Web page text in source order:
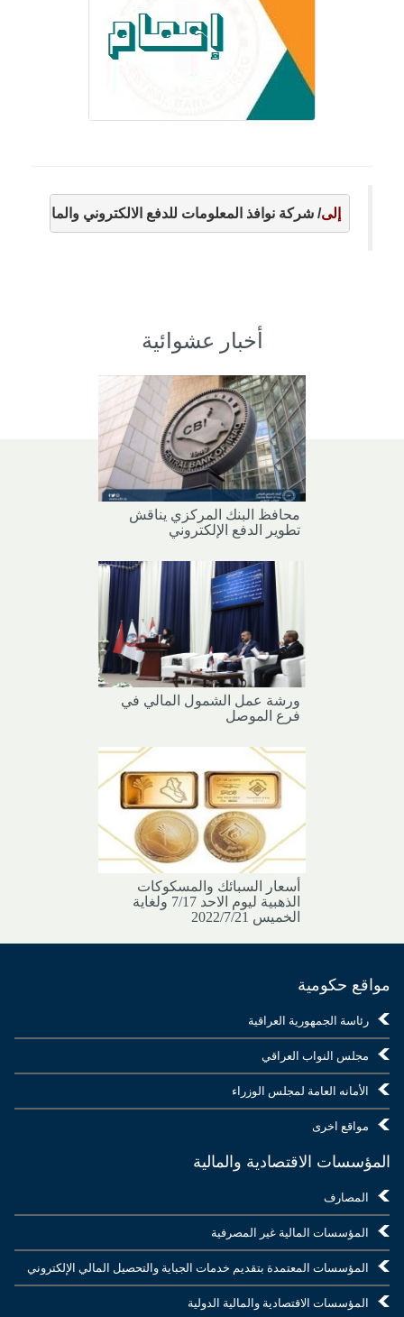
إلى/ شركة نوافذ المعلومات للدفع الالكتروني والمالي
أخبار عشوائية
محافظ البنك المركزي يناقش
تطوير الدفع الإلكتروني
ورشة عمل الشمول المالي في
فرع الموصل
أسعار السبائك والمسكوكات
الذهبية ليوم الاحد 7/17 ولغاية
الخميس 2022/7/21
مواقع حكومية
رئاسة الجمهورية العراقية
مجلس النواب العراقي
الأمانه العامة لمجلس الوزراء
مواقع اخرى
المؤسسات الاقتصادية والمالية
المصارف
المؤسسات المالية غير المصرفية
المؤسسات المعتمدة بتقديم خدمات الجباية والتحصيل المالي الإلكتروني
المؤسسات الاقتصادية والمالية الدولية